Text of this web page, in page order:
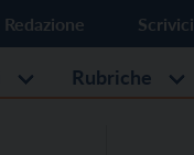
Redazione Scrivici
Rubriche